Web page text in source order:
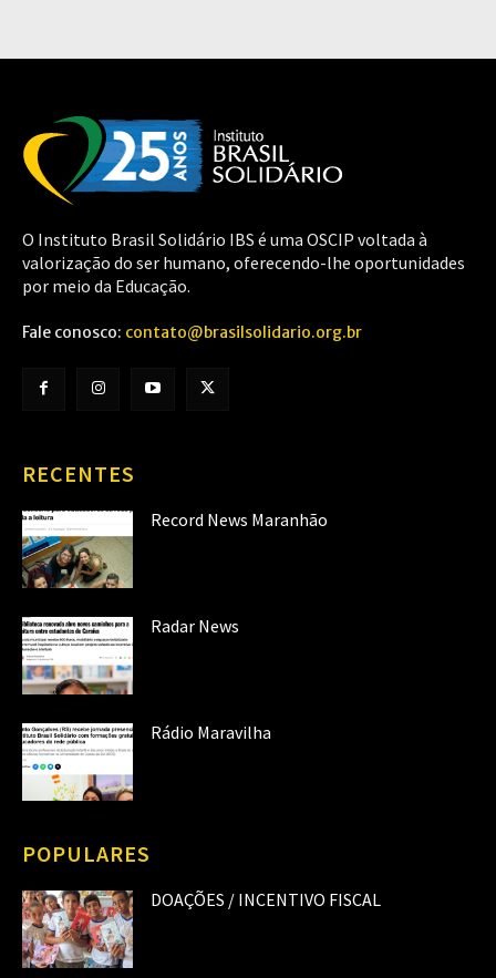
O Instituto Brasil Solidário IBS é uma OSCIP voltada à
valorização do ser humano, oferecendo-lhe oportunidades
por meio da Educação.
Fale conosco: contato@brasilsolidario.org.br
RECENTES
Record News Maranhão
Radar News
Rádio Maravilha
POPULARES
DOAÇÕES / INCENTIVO FISCAL